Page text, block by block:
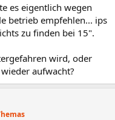
es eigentlich wegen
betrieb empfehlen... ips
zu finden bei 15".
wird, oder
aufwacht?